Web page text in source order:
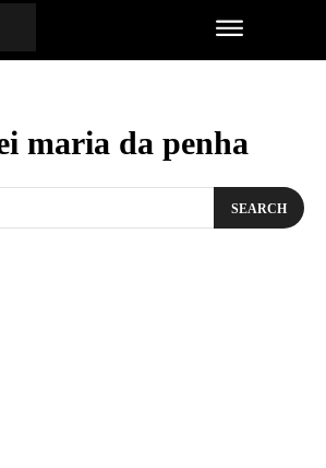
maria da penha
SEARCH